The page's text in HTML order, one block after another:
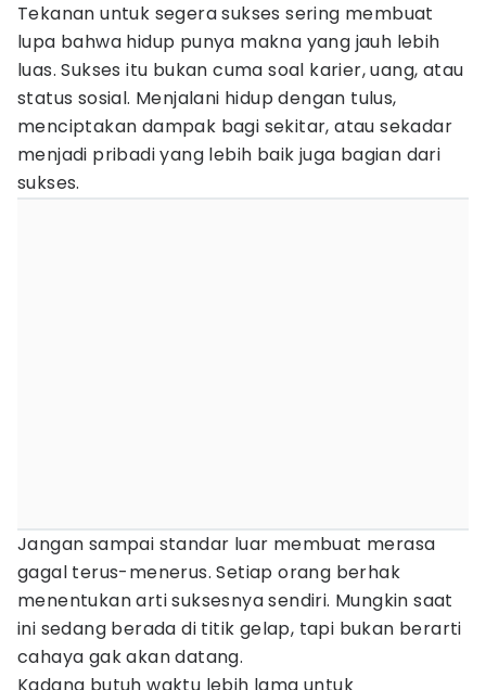
Tekanan untuk segera sukses sering membuat
lupa bahwa hidup punya makna yang jauh lebih
luas. Sukses itu bukan cuma soal karier, uang, atau
status sosial. Menjalani hidup dengan tulus,
menciptakan dampak bagi sekitar, atau sekadar
menjadi pribadi yang lebih baik juga bagian dari
sukses.
Jangan sampai standar luar membuat merasa
gagal terus-menerus. Setiap orang berhak
menentukan arti suksesnya sendiri. Mungkin saat
ini sedang berada di titik gelap, tapi bukan berarti
cahaya gak akan datang.